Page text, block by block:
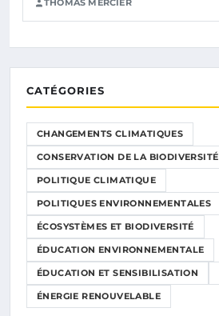
THOMAS MERCIER
CATÉGORIES
CHANGEMENTS CLIMATIQUES
CONSERVATION DE LA BIODIVERSITÉ
POLITIQUE CLIMATIQUE
POLITIQUES ENVIRONNEMENTALES
ÉCOSYSTÈMES ET BIODIVERSITÉ
ÉDUCATION ENVIRONNEMENTALE
ÉDUCATION ET SENSIBILISATION
ÉNERGIE RENOUVELABLE